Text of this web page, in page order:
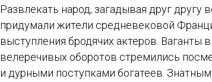
Развлекать народ, загадывая друг
придумали жители средневековой
выступления бродячих актеров.
велеречивых оборотов стремились
и дурными поступками богатеев.